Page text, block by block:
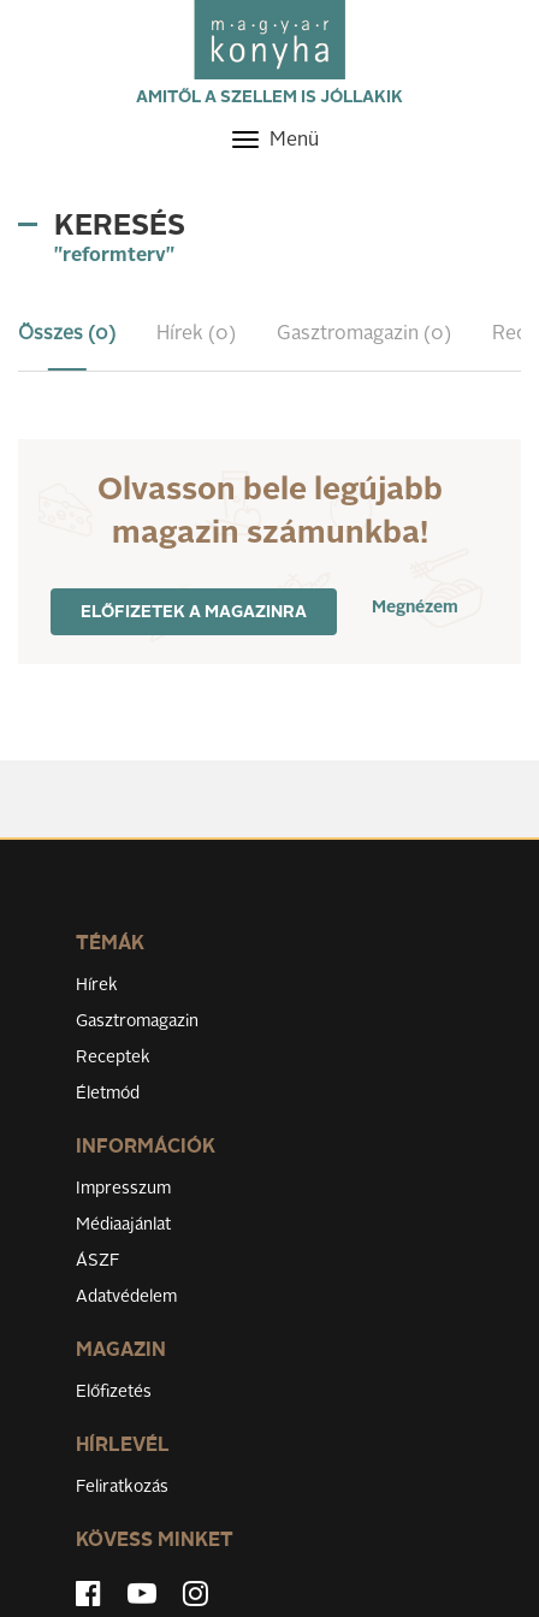
AMITŐL A SZELLEM IS JÓLLAKIK
Toggle
Menü
KERESÉS
"reformterv"
Összes (0) Hírek (0) Gasztromagazin (0)
Olvasson bele legújabb
magazin számunkba!
ELŐFIZETEK A MAGAZINRA Megnézem
TÉMÁK
Hírek
Gasztromagazin
Receptek
Életmód
INFORMÁCIÓK
Impresszum
Médiaajánlat
ÁSZF
Adatvédelem
MAGAZIN
Előfizetés
HÍRLEVÉL
Feliratkozás
KÖVESS MINKET